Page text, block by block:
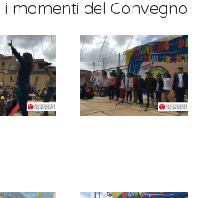
momenti del Convegno